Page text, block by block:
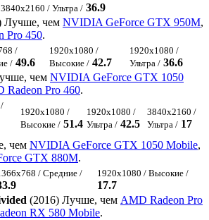
3840x2160 / Ультра / 36.9
Лучше, чем NVIDIA GeForce GTX 950M,
Pro 450.
/
/ 49.6
1920x1080 /
Высокие / 42.7
1920x1080 /
Ультра / 36.6
чем NVIDIA GeForce GTX 1050
Radeon Pro 460.
1920x1080 /
Высокие / 51.4
1920x1080 /
Ультра / 42.5
3840x2160 /
Ультра / 17
чем NVIDIA GeForce GTX 1050 Mobile,
GTX 880M.
/ Средние / 1920x1080 / Высокие /
17.7
(2016) Лучше, чем AMD Radeon Pro
RX 580 Mobile.